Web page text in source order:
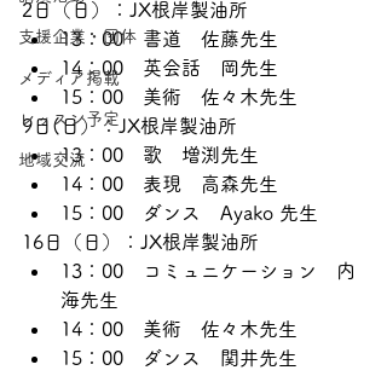
支援企業・団体
メディア掲載
レッスン予定
地域交流
2日（日）：JX根岸製油所
13：00　書道　佐藤先生
14：00　英会話　岡先生
15：00　美術　佐々木先生
9日(日）：JX根岸製油所
13：00　歌　増渕先生
14：00　表現　高森先生
15：00　ダンス　Ayako 先生
16日（日）：JX根岸製油所
13：00　コミュニケーション　内
海先生
14：00　美術　佐々木先生
15：00　ダンス　関井先生